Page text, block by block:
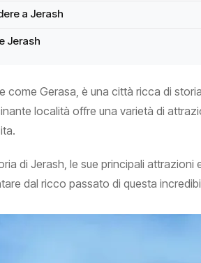
a Jerash
Jerash
come Gerasa, è una città ricca di
località offre una varietà di
di Jerash, le sue principali attrazioni
dal ricco passato di questa